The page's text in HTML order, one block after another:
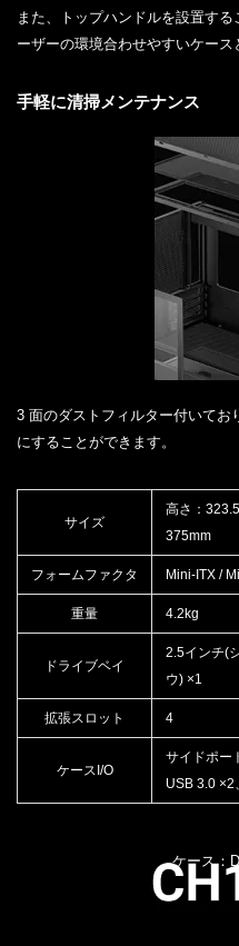
また、トップハンドルを設置す
ーザーの環境合わせやすいケース
手軽に清掃メンテナンス
3 面のダストフィルター付いてお
にすることができます。
サイズ
高さ：
375mm
フォームファクタ Mini-ITX /
重量 4.2kg
ドライブベイ
2.5インチ(
ウ) ×1
拡張スロット 4
ケースI/O
サイドポー
USB 3.0 ×2
ケース